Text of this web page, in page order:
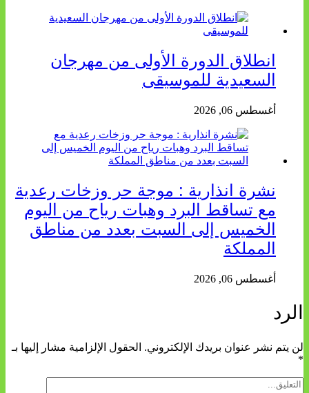
انطلاق الدورة الأولى من مهرجان
السعيدية للموسيقى
أغسطس 06, 2026
نشرة انذارية : موجة حر وزخات رعدية
مع تساقط البرد وهبات رياح من اليوم
الخميس إلى السبت بعدد من مناطق
المملكة
أغسطس 06, 2026
الرد
لن يتم نشر عنوان بريدك الإلكتروني. الحقول الإلزامية مشار إليها بـ
*